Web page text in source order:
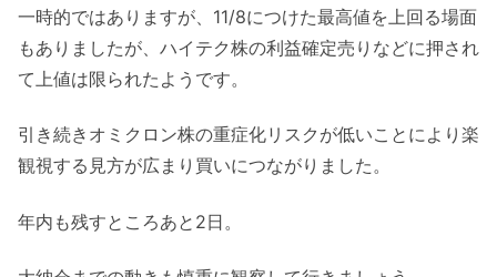
一時的ではありますが、11/8につけた最高値を上回る場面
もありましたが、ハイテク株の利益確定売りなどに押され
て上値は限られたようです。
引き続きオミクロン株の重症化リスクが低いことにより楽
観視する見方が広まり買いにつながりました。
年内も残すところあと2日。